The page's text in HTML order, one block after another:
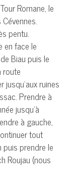
Romane, le
pentu.
en face le
Biau puis le
route
ruines
Prendre à
jusqu’à
à gauche,
tout
puis prendre le
Roujau (nous